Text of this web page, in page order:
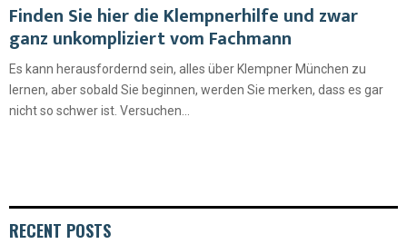
Finden Sie hier die Klempnerhilfe und zwar
ganz unkompliziert vom Fachmann
Es kann herausfordernd sein, alles über Klempner München zu
lernen, aber sobald Sie beginnen, werden Sie merken, dass es gar
nicht so schwer ist. Versuchen...
RECENT POSTS